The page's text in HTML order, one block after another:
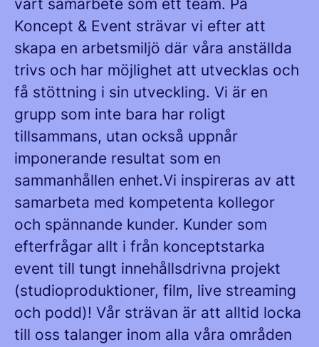
vårt samarbete som ett team. På
Koncept & Event strävar vi efter att
skapa en arbetsmiljö där våra anställda
trivs och har möjlighet att utvecklas och
få stöttning i sin utveckling. Vi är en
grupp som inte bara har roligt
tillsammans, utan också uppnår
imponerande resultat som en
sammanhållen enhet.Vi inspireras av att
samarbeta med kompetenta kollegor
och spännande kunder. Kunder som
efterfrågar allt i från konceptstarka
event till tungt innehållsdrivna projekt
(studioproduktioner, film, live streaming
och podd)! Vår strävan är att alltid locka
till oss talanger inom alla våra områden